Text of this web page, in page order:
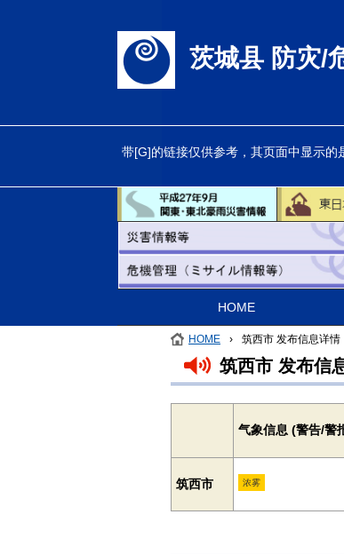
茨城县 防灾/
带[G]的链接仅供参考，其页面中显示
HOME
HOME › 筑西市 发布信息详情
筑西市 发布信
气象信息 (警告/警
筑西市 浓雾